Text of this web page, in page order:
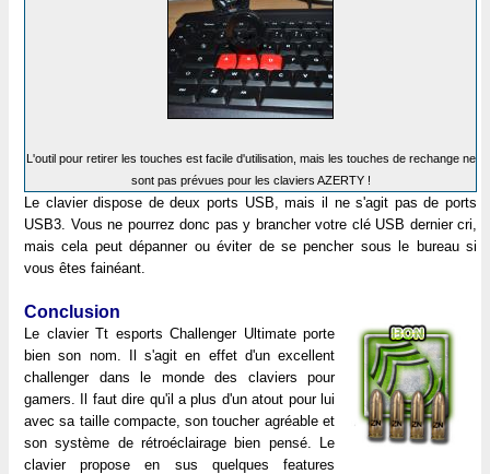
L'outil pour retirer les touches est facile d'utilisation, mais les touches de rechange ne
sont pas prévues pour les claviers AZERTY !
Le clavier dispose de deux ports USB, mais il ne s'agit pas de ports
USB3. Vous ne pourrez donc pas y brancher votre clé USB dernier cri,
mais cela peut dépanner ou éviter de se pencher sous le bureau si
vous êtes fainéant.
Conclusion
Le clavier Tt esports Challenger Ultimate porte
bien son nom. Il s'agit en effet d'un excellent
challenger dans le monde des claviers pour
gamers. Il faut dire qu'il a plus d'un atout pour lui
avec sa taille compacte, son toucher agréable et
son système de rétroéclairage bien pensé. Le
clavier propose en sus quelques features